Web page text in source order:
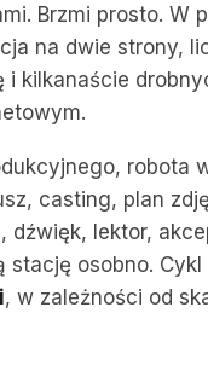
Brzmi prosto. W
na dwie strony,
kilkanaście
robota
casting, plan
dźwięk, lektor,
osobno.
, w zależności od